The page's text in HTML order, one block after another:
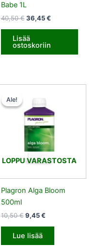
Babe 1L
40,50€ 36,45€
Lisää
ostoskoriin
Ale!
LOPPU VARASTOSTA
Ale!
Plagron Alga Bloom
500ml
10,50€
10,50 €.
9,45€
9,45 €.
Lue lisää